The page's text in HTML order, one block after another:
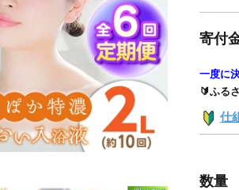
寄付
一度に
🔰ふる
仕
数量